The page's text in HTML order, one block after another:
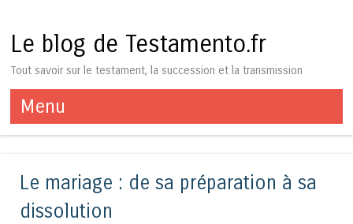
Le blog de Testamento.fr
Tout savoir sur le testament, la succession et la transmission
Menu
Aller au contenu
Le mariage : de sa préparation à sa
dissolution